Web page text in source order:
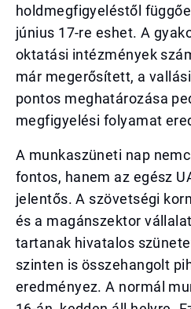
holdmegfigyeléstől
június 17-re eshet. A
oktatási intézmények
már megerősített, a
pontos meghatározása
megfigyelési folyamat
A munkaszüneti nap
fontos, hanem az egész
jelentős. A szövetségi
és a magánszektor
tartanak hivatalos
szinten is összehangolt
eredményez. A normál